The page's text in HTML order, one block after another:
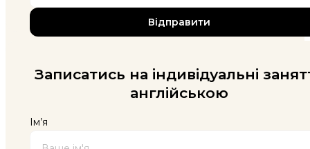
Записатись на індивідуальні
англійською
Ім’я